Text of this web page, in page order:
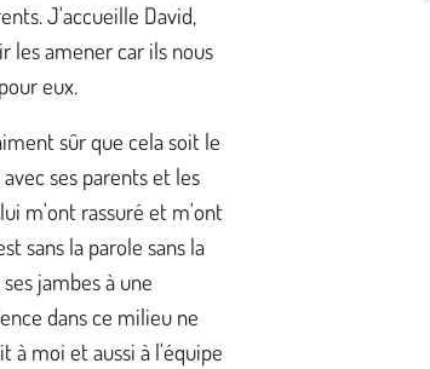
J'accueille David,
les amener car ils nous
eux.
sûr que cela soit le
ses parents et les
m'ont rassuré et m'ont
sans la parole sans la
jambes à une
dans ce milieu ne
à moi et aussi à l'équipe